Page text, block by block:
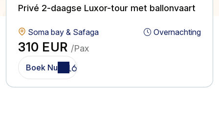
Privé 2-daagse Luxor-tour met ballonvaart
Soma bay & Safaga Overnachting
310 EUR /Pax
Boek Nu